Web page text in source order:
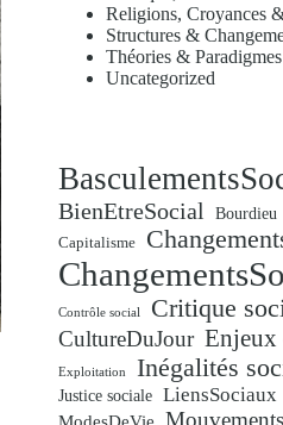
Religions, Croyances
Structures &
Théories &
Uncategorized
BienEtreSocial Bourdieu
Capitalisme
Contrôle social Critique
CultureDuJour Enjeux
Exploitation Inégalités
Justice sociale LiensSociaux
ModesDeVie